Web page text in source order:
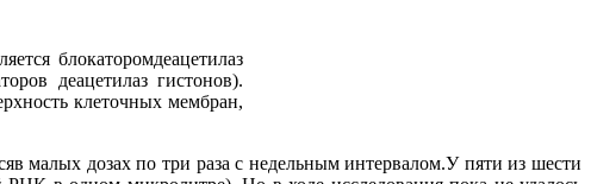
блокаторомдеацетилаз
деацетилаз гистонов).
клеточных мембран,
малых дозах по три раза с недельным интервалом.У пяти из шести